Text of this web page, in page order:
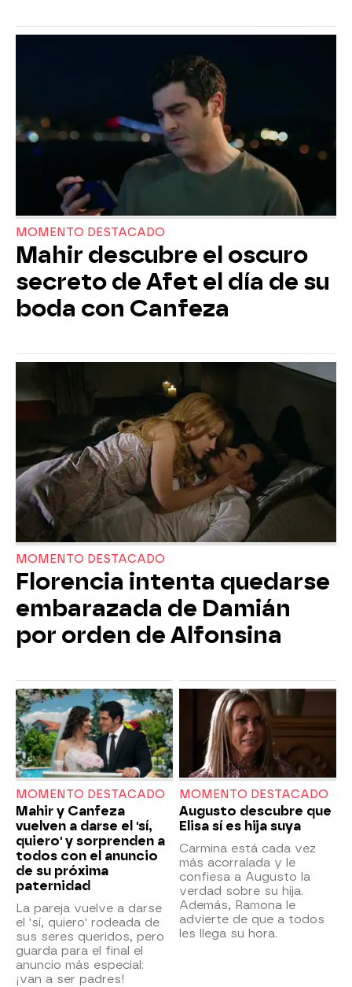
MOMENTO DESTACADO
Mahir descubre el oscuro
secreto de Afet el día de su
boda con Canfeza
MOMENTO DESTACADO
Florencia intenta quedarse
embarazada de Damián
por orden de Alfonsina
MOMENTO DESTACADO
Mahir y Canfeza
vuelven a darse el 'sí,
quiero' y sorprenden a
todos con el anuncio
de su próxima
paternidad
La pareja vuelve a darse
el 'sí, quiero' rodeada de
sus seres queridos, pero
guarda para el final el
anuncio más especial:
¡van a ser padres!
MOMENTO DESTACADO
Augusto descubre que
Elisa sí es hija suya
Carmina está cada vez
más acorralada y le
confiesa a Augusto la
verdad sobre su hija.
Además, Ramona le
advierte de que a todos
les llega su hora.